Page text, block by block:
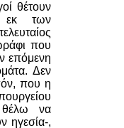
θέτουν
εκ των
που
επόμενη
Δεν
που η
θέλω να
ηγεσία-,